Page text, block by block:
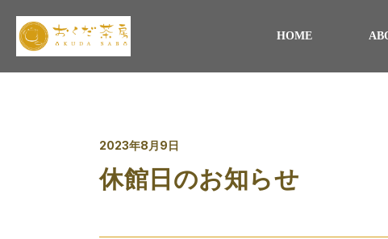
HOME
2023年8月9日
休館日のお知らせ